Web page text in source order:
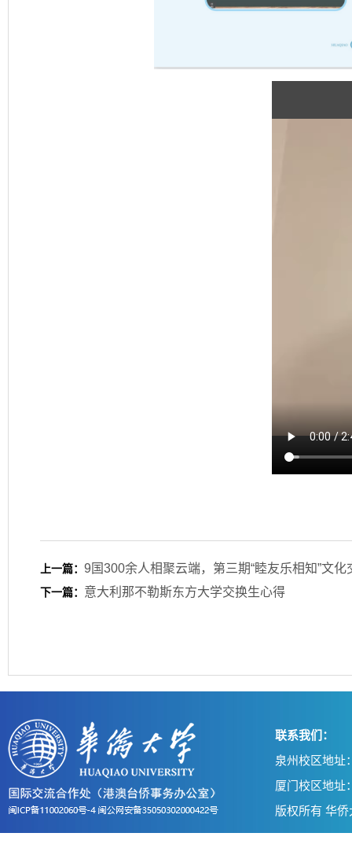
上一篇： 9国300余人相聚云端，第三期“睦友乐相知”文化
下一篇： ​意大利那不勒斯东方大学交换生心得
联系我们：
泉州校区地
厦门校区地
版权所有 华